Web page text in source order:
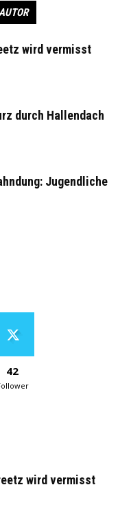
wird vermisst
durch Hallendach
Jugendliche
42
wird vermisst